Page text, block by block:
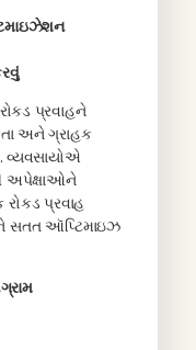
પ્રવાહને
અને ગ્રાહક
વ્યવસાયોએ
અપેક્ષાઓને
પ્રવાહ
સતત ઑપ્ટિમાઇઝ